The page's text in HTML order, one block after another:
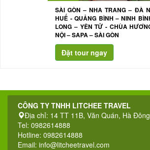
SÀI GÒN – NHA TRANG – ĐÀ
HUẾ - QUẢNG BÌNH – NINH
LONG – YÊN TỬ - CHÙA
NỘI – SAPA – SÀI GÒN
CÔNG TY TNHH LITCHEE TRAVEL
Địa chỉ: 14 TT 11B, Văn Quán, Hà
Tel: 0982614888
Hotline: 0982614888
Email: info@litcheetravel.com